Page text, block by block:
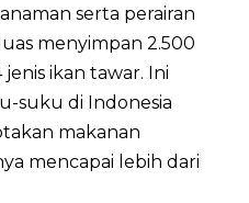
serta perairan
menyimpan 2.500
ikan tawar. Ini
suku di Indonesia
makanan
mencapai lebih dari